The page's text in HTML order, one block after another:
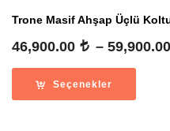
Trone Masif Ahşap Üçlü
46,900.00 – 59,900.00
Seçenekler